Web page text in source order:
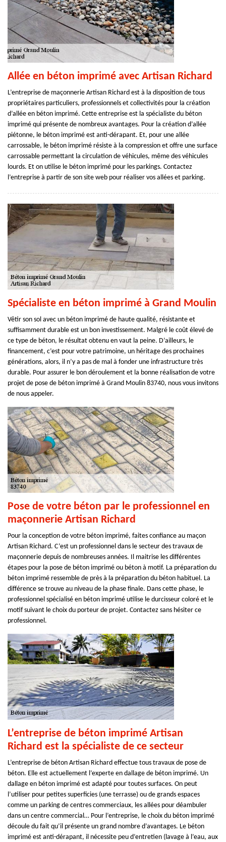
Allée en béton imprimé avec Artisan Richard
L’entreprise de maçonnerie Artisan Richard est à la disposition de tous
propriétaires particuliers, professionnels et collectivités pour la création
d’allée en béton imprimé. Cette entreprise est la spécialiste du béton
imprimé qui présente de nombreux avantages. Pour la création d’allée
piétonne, le béton imprimé est anti-dérapant. Et, pour une allée
carrossable, le béton imprimé résiste à la compression et offre une surface
carrossable permettant la circulation de véhicules, même des véhicules
lourds. Et on utilise le béton imprimé pour les parkings. Contactez
l’entreprise à partir de son site web pour réaliser vos allées et parking.
Spécialiste en béton imprimé à Grand Moulin
Vêtir son sol avec un béton imprimé de haute qualité, résistante et
suffisamment durable est un bon investissement. Malgré le coût élevé de
ce type de béton, le résultat obtenu en vaut la peine. D’ailleurs, le
financement, c’est pour votre patrimoine, un héritage des prochaines
générations, alors, il n’y a pas de mal à fonder une infrastructure très
durable. Pour assurer le bon déroulement et la bonne réalisation de votre
projet de pose de béton imprimé à Grand Moulin 83740, nous vous invitons
de nous appeler.
Pose de votre béton par le professionnel en
maçonnerie Artisan Richard
Pour la conception de votre béton imprimé, faites confiance au maçon
Artisan Richard. C’est un professionnel dans le secteur des travaux de
maçonnerie depuis de nombreuses années. Il maitrise les différentes
étapes pour la pose de béton imprimé ou béton à motif. La préparation du
béton imprimé ressemble de près à la préparation du béton habituel. La
différence se trouve au niveau de la phase finale. Dans cette phase, le
professionnel spécialisé en béton imprimé utilise le durcisseur coloré et le
motif suivant le choix du porteur de projet. Contactez sans hésiter ce
professionnel.
L’entreprise de béton imprimé Artisan
Richard est la spécialiste de ce secteur
L’entreprise de béton Artisan Richard effectue tous travaux de pose de
béton. Elle est actuellement l’experte en dallage de béton imprimé. Un
dallage en béton imprimé est adapté pour toutes surfaces. On peut
l’utiliser pour petites superficies (une terrasse) ou de grands espaces
comme un parking de centres commerciaux, les allées pour déambuler
dans un centre commercial… Pour l’entreprise, le choix du béton imprimé
découle du fait qu’il présente un grand nombre d’avantages. Le béton
imprimé est anti-dérapant, il nécessite peu d’entretien (lavage à l’eau, aux